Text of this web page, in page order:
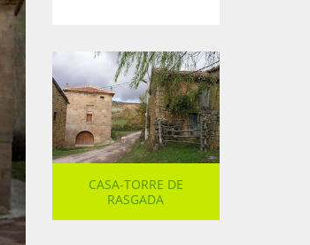
CASA-TORRE DE
RASGADA